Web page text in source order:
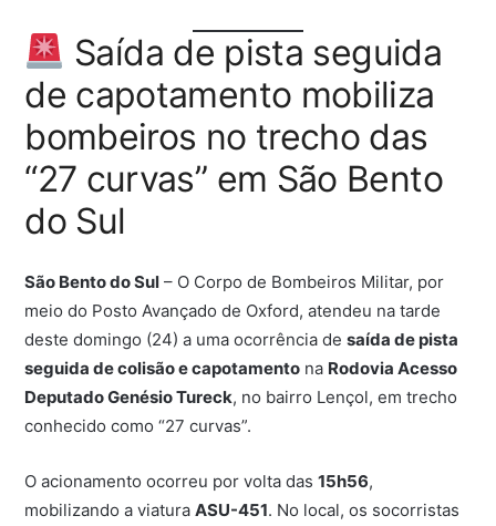
Saída de pista seguida
de capotamento mobiliza
bombeiros no trecho das
“27 curvas” em São Bento
do Sul
São Bento do Sul – O Corpo de Bombeiros Militar, por
meio do Posto Avançado de Oxford, atendeu na tarde
deste domingo (24) a uma ocorrência desaída de pista
seguida de colisão e capotamento na Rodovia Acesso
Deputado Genésio Tureck, no bairro Lençol, em trecho
conhecido como “27 curvas”.
O acionamento ocorreu por volta das15h56,
mobilizando a viaturaASU-451. No local, os socorristas